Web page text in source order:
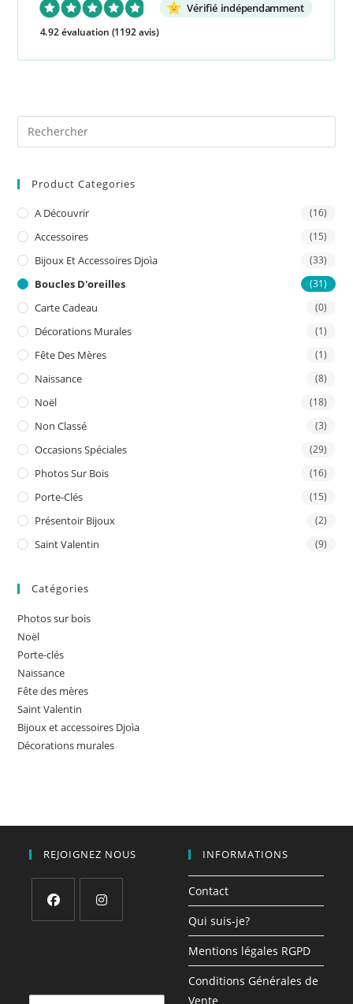
Vérifié indépendamment
4.92 évaluation (1192 avis)
Product Categories
A Découvrir (16)
Accessoires (15)
Bijoux Et Accessoires Djoìa (33)
Boucles D'oreilles (31)
Carte Cadeau (0)
Décorations Murales (1)
Fête Des Mères (1)
Naissance (8)
Noël (18)
Non Classé (3)
Occasions Spéciales (29)
Photos Sur Bois (16)
Porte-Clés (15)
Présentoir Bijoux (2)
Saint Valentin (9)
Catégories
Photos sur bois
Noël
Porte-clés
Naissance
Fête des mères
Saint Valentin
Bijoux et accessoires Djoìa
Décorations murales
REJOIGNEZ NOUS INFORMATIONS
Contact
Qui suis-je?
Mentions légales RGPD
Conditions Générales de
Vente